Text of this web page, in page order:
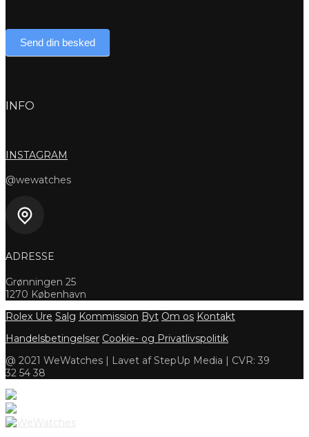
Send din besked
INFO
INSTAGRAM
@wewatches
ADRESSE
Grønningen 25
1270 København
Rolex Ure Salg Kommission Byt Om os Kontakt
Handelsbetingelser Cookie- og Privatlivspolitik
@ 2021 WeWatches | Lavet af StepUp Media | CVR: 39
32 54 38